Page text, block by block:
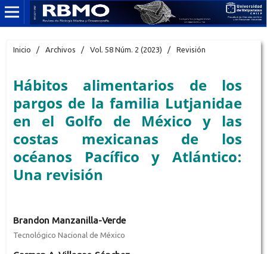
Inicio / Archivos / Vol. 58 Núm. 2 (2023) / Revisión
Hábitos alimentarios de los
pargos de la familia Lutjanidae
en el Golfo de México y las
costas mexicanas de los
océanos Pacífico y Atlántico:
Una revisión
Brandon Manzanilla-Verde
Tecnológico Nacional de México